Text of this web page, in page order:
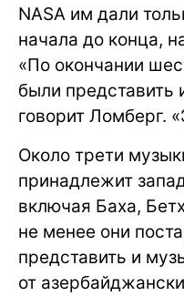
NASA им дали
начала до конца,
«По окончании
были представить
говорит Ломберг.
Около трети
принадлежит
включая Баха,
не менее они
представить и
от